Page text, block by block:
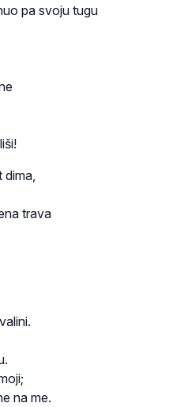
pa svoju tugu
trava
na me.